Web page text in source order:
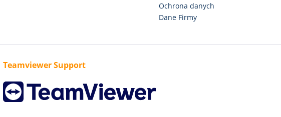
Ochrona danych
Dane Firmy
Teamviewer Support